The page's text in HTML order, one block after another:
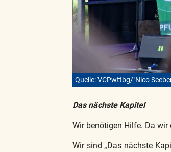
Quelle: VCPwttbg/"Nico
Das nächste Kapitel
Wir benötigen Hilfe. Da
Wir sind „Das nächste